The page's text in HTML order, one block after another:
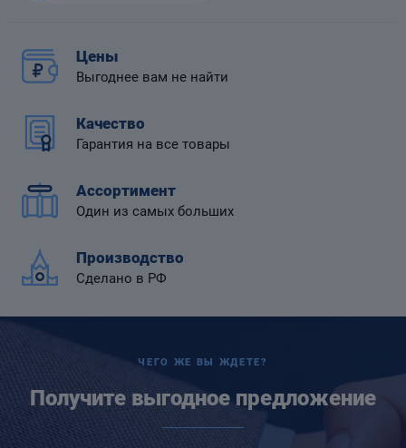
Цены
Выгоднее вам не найти
Качество
Гарантия на все товары
Ассортимент
Один из самых больших
Производство
Сделано в РФ
ЧЕГО ЖЕ ВЫ ЖДЕТЕ?
Получите выгодное предложение